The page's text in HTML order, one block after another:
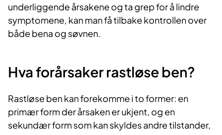
underliggende årsakene og ta grep for å lindre
symptomene, kan man få tilbake kontrollen over
både bena og søvnen.
Hva forårsaker rastløse ben?
Rastløse ben kan forekomme i to former: en
primær form der årsaken er ukjent, og en
sekundær form som kan skyldes andre tilstander,